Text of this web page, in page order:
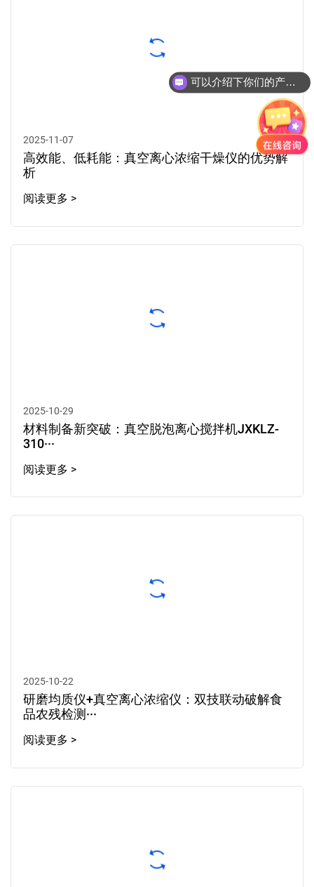
2025-11-07
高效能、低耗能：真空离心浓缩干燥仪的优势解
析
阅读更多 >
2025-10-29
材料制备新突破：真空脱泡离心搅拌机JXKLZ-
310···
阅读更多 >
2025-10-22
研磨均质仪+真空离心浓缩仪：双技联动破解食
品农残检测···
阅读更多 >
可以介绍下你们的产品么?